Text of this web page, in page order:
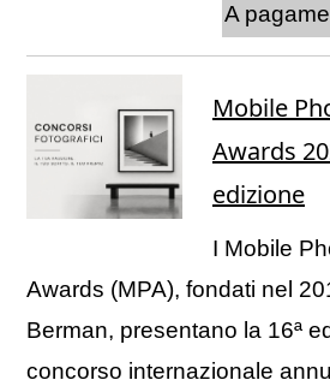
A
Mobile
Awards
edizione
I Mobile
Awards (MPA), fondati nel
Berman, presentano la 16ª
concorso internazionale